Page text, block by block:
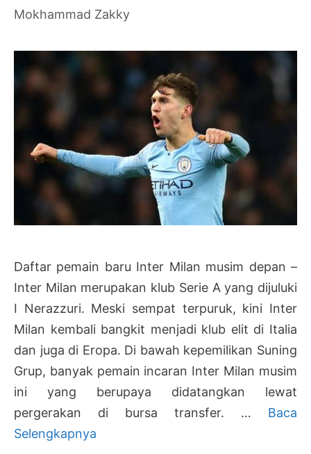
Mokhammad Zakky
Daftar pemain baru Inter Milan musim depan –
Inter Milan merupakan klub Serie A yang dijuluki
I Nerazzuri. Meski sempat terpuruk, kini Inter
Milan kembali bangkit menjadi klub elit di Italia
dan juga di Eropa. Di bawah kepemilikan Suning
Grup, banyak pemain incaran Inter Milan musim
ini yang berupaya didatangkan lewat
pergerakan di bursa transfer. … Baca
Selengkapnya